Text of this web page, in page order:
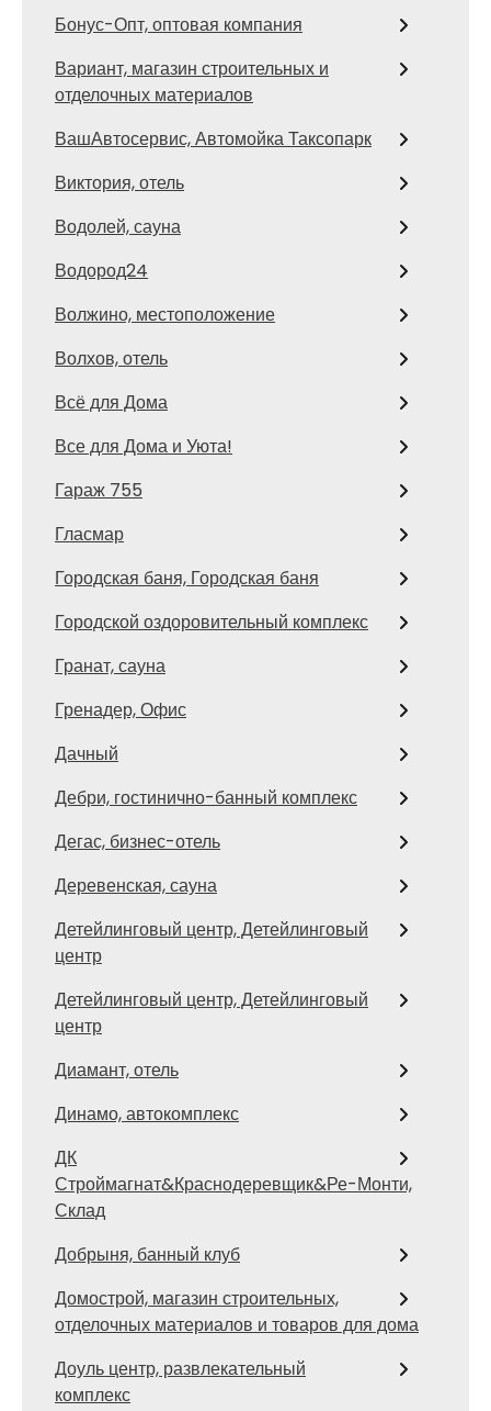
Бонус-Опт, оптовая компания
Вариант, магазин строительных и
отделочных материалов
ВашАвтосервис, Автомойка Таксопарк
Виктория, отель
Водолей, сауна
Водород24
Волжино, местоположение
Волхов, отель
Всё для Дома
Все для Дома и Уюта!
Гараж 755
Гласмар
Городская баня, Городская баня
Городской оздоровительный комплекс
Гранат, сауна
Гренадер, Офис
Дачный
Дебри, гостинично-банный комплекс
Дегас, бизнес-отель
Деревенская, сауна
Детейлинговый центр, Детейлинговый
центр
Детейлинговый центр, Детейлинговый
центр
Диамант, отель
Динамо, автокомплекс
ДК
Строймагнат&Краснодеревщик&Ре-Монти,
Склад
Добрыня, банный клуб
Домострой, магазин строительных,
отделочных материалов и товаров для дома
Доуль центр, развлекательный
комплекс